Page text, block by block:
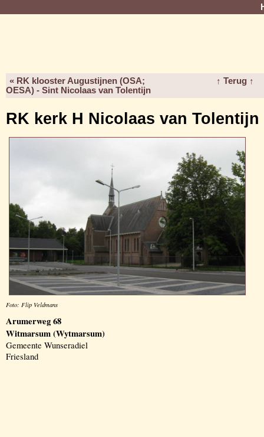
« RK klooster Augustijnen (OSA;
OESA) - Sint Nicolaas van Tolentijn
↑ Terug ↑
RK kerk H Nicolaas van Tolentijn
Foto: Flip Veldmans
Arumerweg 68
Witmarsum (Wytmarsum)
Gemeente Wunseradiel
Friesland